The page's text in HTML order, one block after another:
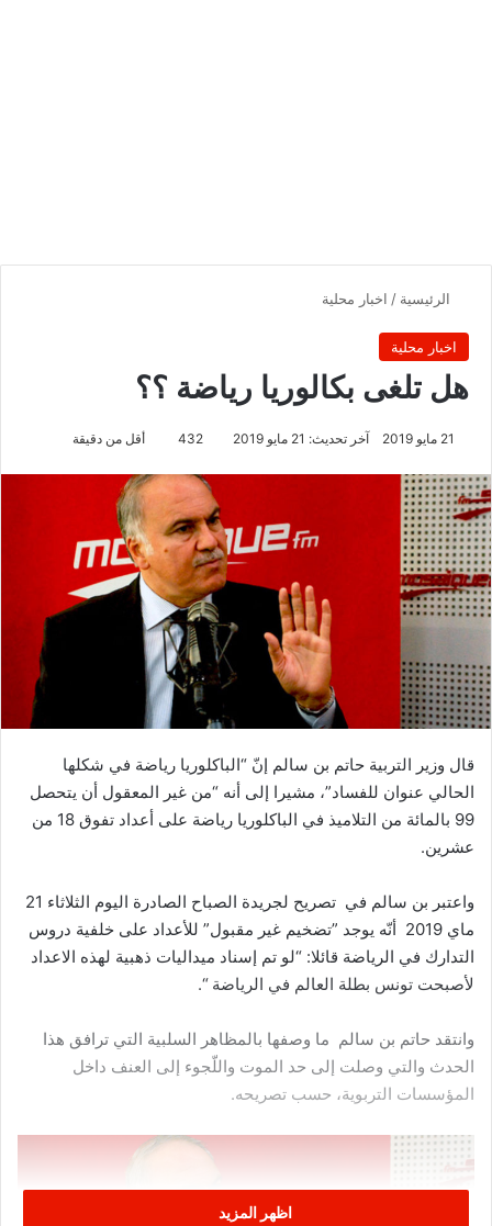
الرئيسية / اخبار محلية
اخبار محلية
هل تلغى بكالوريا رياضة ؟؟
21 مايو 2019 آخر تحديث: 21 مايو 2019 432 أقل من دقيقة
قال وزير التربية حاتم بن سالم إنّ “الباكلوريا رياضة في شكلها
الحالي عنوان للفساد”، مشيرا إلى أنه “من غير المعقول أن يتحصل
99 بالمائة من التلاميذ في الباكلوريا رياضة على أعداد تفوق 18 من
عشرين.
واعتبر بن سالم في تصريح لجريدة الصباح الصادرة اليوم الثلاثاء 21
ماي 2019 أنّه يوجد ”تضخيم غير مقبول” للأعداد على خلفية دروس
التدارك في الرياضة قائلا: “لو تم إسناد ميداليات ذهبية لهذه الاعداد
لأصبحت تونس بطلة العالم في الرياضة “.
وانتقد حاتم بن سالم ما وصفها بالمظاهر السلبية التي ترافق هذا
الحدث والتي وصلت إلى حد الموت واللّجوء إلى العنف داخل
المؤسسات التربوية، حسب تصريحه.
اظهر المزيد